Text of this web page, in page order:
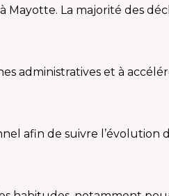
Mayotte. La majorité des
administratives et à
afin de suivre